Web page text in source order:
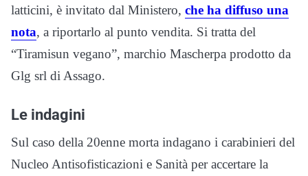
latticini, è invitato dal Ministero, che ha diffuso una
nota, a riportarlo al punto vendita. Si tratta del
“Tiramisun vegano”, marchio Mascherpa prodotto da
Glg srl di Assago.
Le indagini
Sul caso della 20enne morta indagano i carabinieri del
Nucleo Antisofisticazioni e Sanità per accertare la